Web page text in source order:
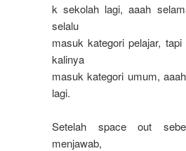
k sekolah lagi, aaah
selalu
masuk kategori pelajar,
kalinya
masuk kategori umum,
lagi.
Setelah space out
menjawab,